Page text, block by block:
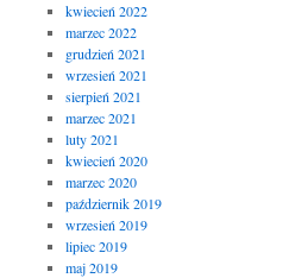
kwiecień 2022
marzec 2022
grudzień 2021
wrzesień 2021
sierpień 2021
marzec 2021
luty 2021
kwiecień 2020
marzec 2020
październik 2019
wrzesień 2019
lipiec 2019
maj 2019